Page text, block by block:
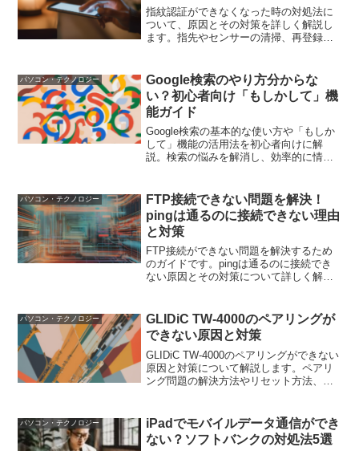
指紋認証ができなくなった時の対処法に
ついて、原因とその対策を詳しく解説し
ます。指先やセンサーの清掃、再登録、
証を利用できるようにしましょう。
パソコン・テクノロジー
Google検索のやり方分からな
い？初心者向け「もしかして」機
能ガイド
Google検索の基本的な使い方や「もしか
して」機能の活用法を初心者向けに解
説。検索の悩みを解消し、効率的に情報
パソコン・テクノロジー
FTP接続できない問題を解決！
pingは通るのに接続できない理由
と対策
FTP接続ができない問題を解決するため
のガイドです。pingは通るのに接続でき
ない原因とその対策について詳しく解説
ッシブモード、暗号化設定など、具体的
な対処法を紹介します。
パソコン・テクノロジー
GLIDiC TW-4000のペアリングが
できない原因と対策
GLIDiC TW-4000のペアリングができない
原因と対策について解説します。ペアリ
ング問題の解決方法やリセット方法、他
パソコン・テクノロジー
iPadでモバイルデータ通信ができ
ない？ソフトバンクの対処法5選